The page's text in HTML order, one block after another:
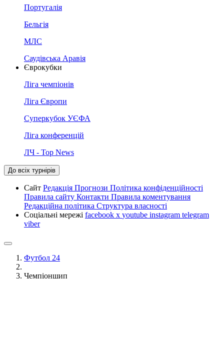
Португалія
Бельгія
МЛС
Саудівська Аравія
Єврокубки
Ліга чемпіонів
Ліга Європи
Суперкубок УЄФА
Ліга конференцій
ЛЧ - Top News
До всіх турнірів
Сайт Редакція Прогнози Політика конфіденційності
Правила сайту Контакти Правила коментування
Редакційна політика Структура власності
Соціальні мережі facebook x youtube instagram telegram
viber
Футбол 24
Чемпіоншип